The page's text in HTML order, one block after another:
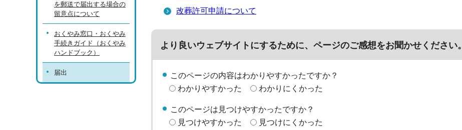
改葬許可申請について
より良いウェブサイトにするために、ページのご感想をお聞かせください。
このページの内容はわかりやすかったですか？
わかりやすかった
わかりにくかった
このページは見つけやすかったですか？
見つけやすかった
見つけにくかった
を郵送で届出する場合の
留意点について
おくやみ窓口・おくやみ
手続きガイド（おくやみ
ハンドブック）
届出